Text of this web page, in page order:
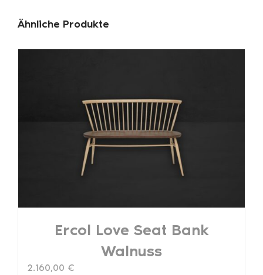
Ähnliche Produkte
Ercol Love Seat Bank
Walnuss
2.160,00 €